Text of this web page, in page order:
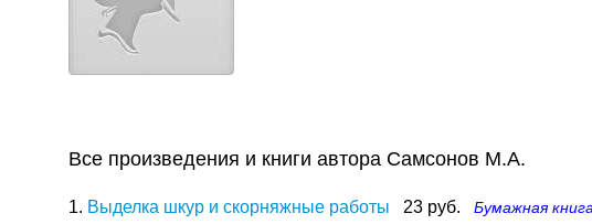
Все произведения и книги автора Самсонов М.А.
1. Выделка шкур и скорняжные работы 23 руб. Бумажная книга